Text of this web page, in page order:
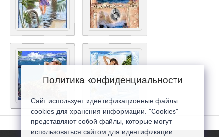
Политика конфиденциальности
Сайт использует идентификационные файлы
cookies для хранения информации. "Cookies"
представляют собой файлы, которые могут
использоваться сайтом для идентификации